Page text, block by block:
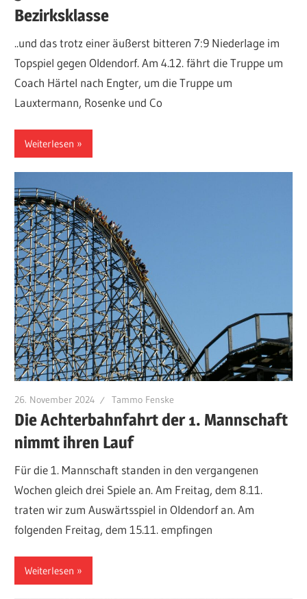
Bezirksklasse
..und das trotz einer äußerst bitteren 7:9 Niederlage im
Topspiel gegen Oldendorf. Am 4.12. fährt die Truppe um
Coach Härtel nach Engter, um die Truppe um
Lauxtermann, Rosenke und Co
Weiterlesen
26. November 2024 Tammo Fenske
Die Achterbahnfahrt der 1. Mannschaft
nimmt ihren Lauf
Für die 1. Mannschaft standen in den vergangenen
Wochen gleich drei Spiele an. Am Freitag, dem 8.11.
traten wir zum Auswärtsspiel in Oldendorf an. Am
folgenden Freitag, dem 15.11. empfingen
Weiterlesen